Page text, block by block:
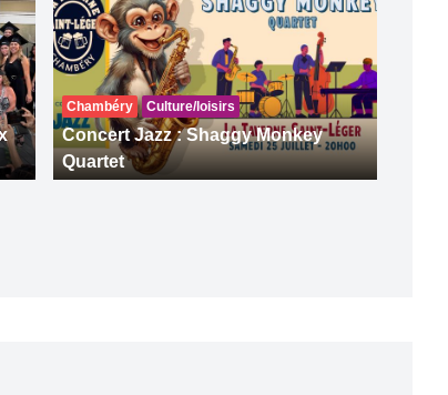
Chambéry Culture/loisirs
Concert Jazz : Shaggy Monkey
Quartet